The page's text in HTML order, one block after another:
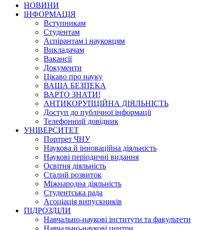
НОВИНИ
ІНФОРМАЦІЯ
Вступникам
Студентам
Аспірантам і науковцям
Викладачам
Вакансії
Документи
Цікаво про науку
ВАША БЕЗПЕКА
ВАРТО ЗНАТИ!
АНТИКОРУПЦІЙНА ДІЯЛЬНІСТЬ
Доступ до публічної інформації
Телефонний довідник
УНІВЕРСИТЕТ
Портрет ЧНУ
Наукова й інноваційна діяльність
Наукові періодичні видання
Освітня діяльність
Сталий розвиток
Міжнародна діяльність
Студентська рада
Асоціація випускників
ПІДРОЗДІЛИ
Навчально-наукові інститути та факультети
Навчально-наукові центри